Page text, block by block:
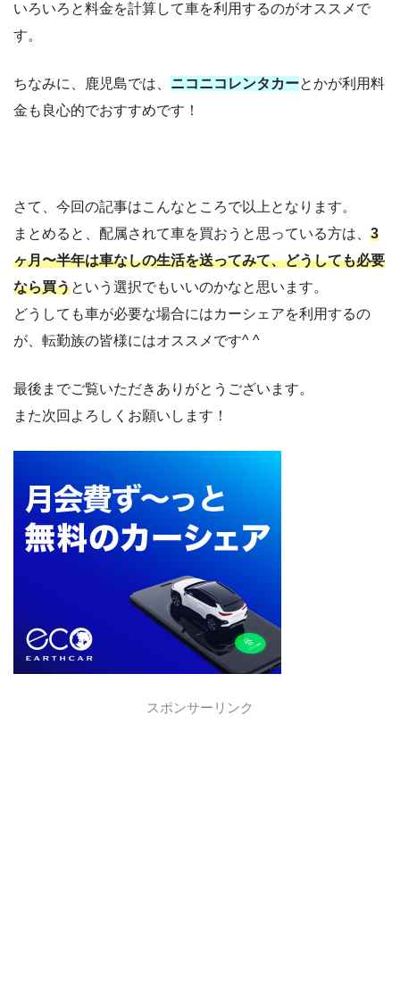
いろいろと料金を計算して車を利用するのがオススメで
す。
ちなみに、鹿児島では、 ニコニコレンタカーとかが利用料
金も良心的でおすすめです！
さて、今回の記事はこんなところで以上となります。
まとめると、配属されて車を買おうと思っている方は、 3
ヶ月〜半年は車なしの生活を送ってみて、どうしても必要
なら買うという選択でもいいのかなと思います。
どうしても車が必要な場合にはカーシェアを利用するの
が、転勤族の皆様にはオススメです^ ^
最後までご覧いただきありがとうございます。
また次回よろしくお願いします！
スポンサーリンク